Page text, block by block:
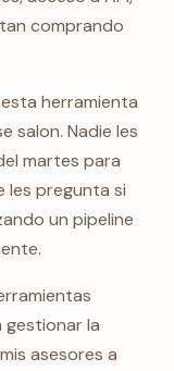
comprando
herramienta
salon. Nadie les
martes para
les pregunta si
un pipeline
gestionar la
asesores a